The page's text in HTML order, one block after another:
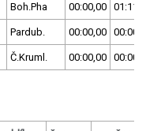
Boh.Pha 00:00,00
Pardub. 00:00,00
Č.Kruml. 00:00,00